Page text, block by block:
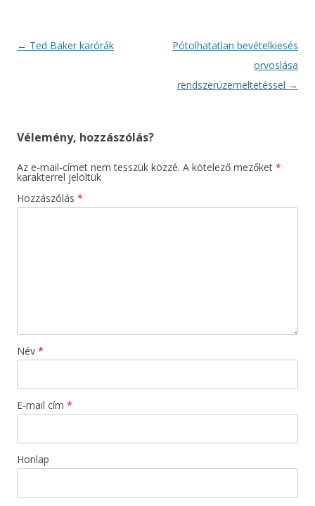
Bejegyzés
← Ted Baker karórák
Pótolhatatlan bevételkiesés
orvoslása
rendszerüzemeltetéssel →
Vélemény, hozzászólás?
Az e-mail-címet nem tesszük közzé. A kötelező mezőket *
karakterrel jelöltük
Hozzászólás *
Név *
E-mail cím *
Honlap